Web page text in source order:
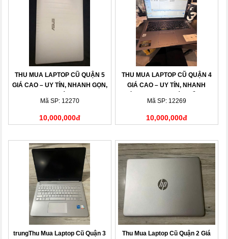
THU MUA LAPTOP CŨ QUẬN 5
GIÁ CAO – UY TÍN, NHANH GỌN,
Mã SP: 12270
10,000,000đ
THU MUA LAPTOP CŨ QUẬN 4
GIÁ CAO – UY TÍN, NHANH
Mã SP: 12269
10,000,000đ
trungThu Mua Laptop Cũ Quận 3
Thu Mua Laptop Cũ Quận 2 Giá